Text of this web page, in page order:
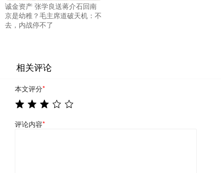
诚金资产 张学良送蒋介石回南
京是幼稚？毛主席道破天机：不
去，内战停不了
相关评论
本文评分*
评论内容*